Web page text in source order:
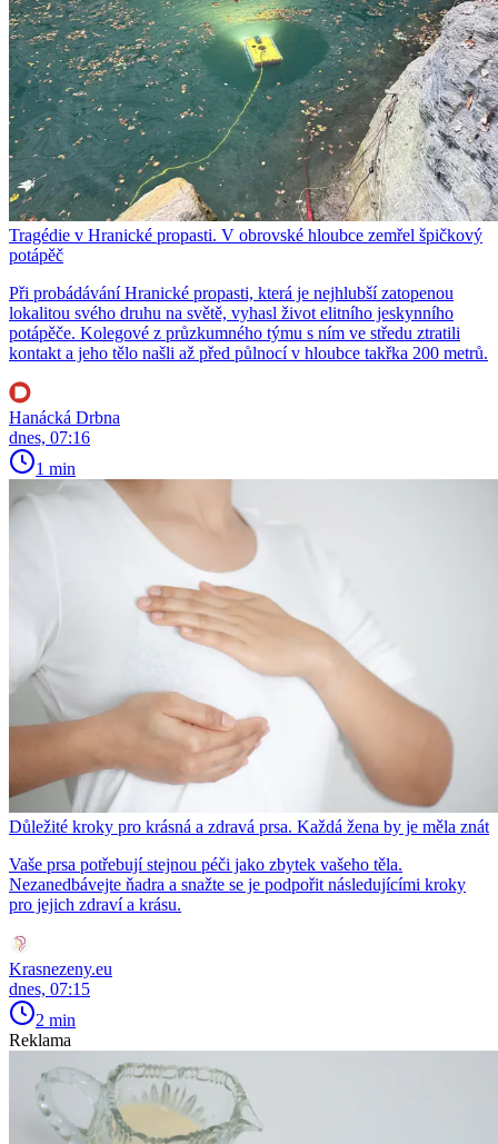
Tragédie v Hranické propasti. V obrovské hloubce zemřel špičkový
potápěč
Při probádávání Hranické propasti, která je nejhlubší zatopenou
lokalitou svého druhu na světě, vyhasl život elitního jeskynního
potápěče. Kolegové z průzkumného týmu s ním ve středu ztratili
kontakt a jeho tělo našli až před půlnocí v hloubce takřka 200 metrů.
Hanácká Drbna
dnes, 07:16
1 min
Důležité kroky pro krásná a zdravá prsa. Každá žena by je měla znát
Vaše prsa potřebují stejnou péči jako zbytek vašeho těla.
Nezanedbávejte ňadra a snažte se je podpořit následujícími kroky
pro jejich zdraví a krásu.
Krasnezeny.eu
dnes, 07:15
2 min
Reklama